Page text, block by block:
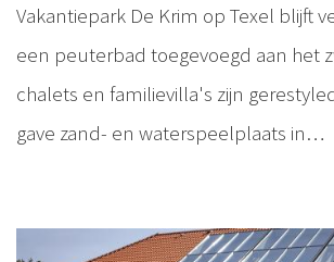
Vakantiepark De Krim op Texel blijft
een peuterbad toegevoegd aan het
chalets en familievilla's zijn
gave zand- en waterspeelplaats in…